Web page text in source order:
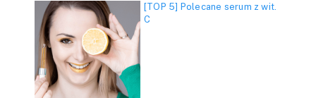
[TOP 5] Polecane serum z wit.
C